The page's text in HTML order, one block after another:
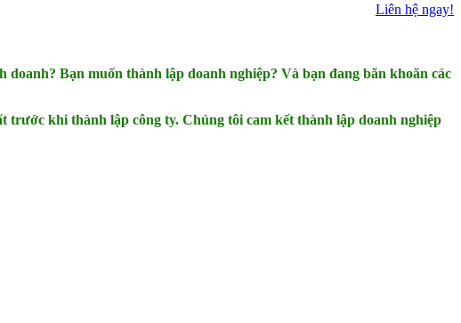
Liên hệ ngay!
Bạn muốn thành lập doanh nghiệp? Và bạn đang băn khoăn các
trước khi thành lập công ty. Chúng tôi cam kết thành lập doanh nghiệp